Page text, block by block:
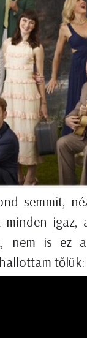
semmit,
minden
nem is ez
tőlük: